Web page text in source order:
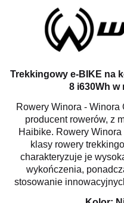
Trekkingowy e-BIKE na
8 i630Wh w
Rowery Winora -
producent rowerów, z
Haibike. Rowery
klasy rowery
charakteryzuje je
wykończenia,
stosowanie